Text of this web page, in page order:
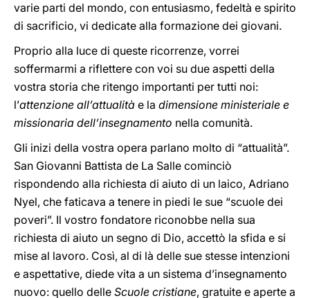
varie parti del mondo, con entusiasmo, fedeltà e spirito
di sacrificio, vi dedicate alla formazione dei giovani.
Proprio alla luce di queste ricorrenze, vorrei
soffermarmi a riflettere con voi su due aspetti della
vostra storia che ritengo importanti per tutti noi:
l’attenzione all’attualità e la dimensione ministeriale e
missionaria dell’insegnamento nella comunità.
Gli inizi della vostra opera parlano molto di “attualità”.
San Giovanni Battista de La Salle cominciò
rispondendo alla richiesta di aiuto di un laico, Adriano
Nyel, che faticava a tenere in piedi le sue “scuole dei
poveri”. Il vostro fondatore riconobbe nella sua
richiesta di aiuto un segno di Dio, accettò la sfida e si
mise al lavoro. Così, al di là delle sue stesse intenzioni
e aspettative, diede vita a un sistema d’insegnamento
nuovo: quello delle Scuole cristiane, gratuite e aperte a